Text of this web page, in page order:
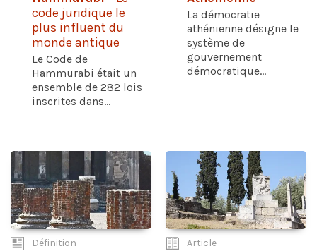
code juridique le
plus influent du
monde antique
Le Code de
Hammurabi était un
ensemble de 282 lois
inscrites dans...
La démocratie
athénienne désigne le
système de
gouvernement
démocratique...
Définition Article